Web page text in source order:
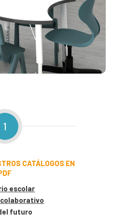
1
CATÁLOGOS EN
escolar
futuro